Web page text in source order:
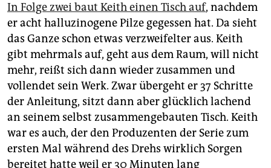
In Folge zwei baut Keith einen Tisch auf, nachdem
er acht halluzinogene Pilze gegessen hat. Da sieht
das Ganze schon etwas verzweifelter aus. Keith
gibt mehrmals auf, geht aus dem Raum, will nicht
mehr, reißt sich dann wieder zusammen und
vollendet sein Werk. Zwar übergeht er 37 Schritte
der Anleitung, sitzt dann aber glücklich lachend
an seinem selbst zusammengebauten Tisch. Keith
war es auch, der den Produzenten der Serie zum
ersten Mal während des Drehs wirklich Sorgen
bereitet hatte weil er 30 Minuten lang